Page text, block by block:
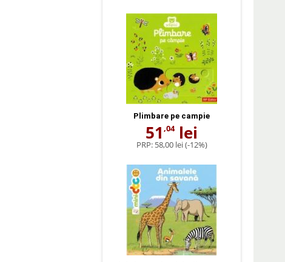
Plimbare pe campie
51 ,04lei
PRP: 58,00 lei(-12%)